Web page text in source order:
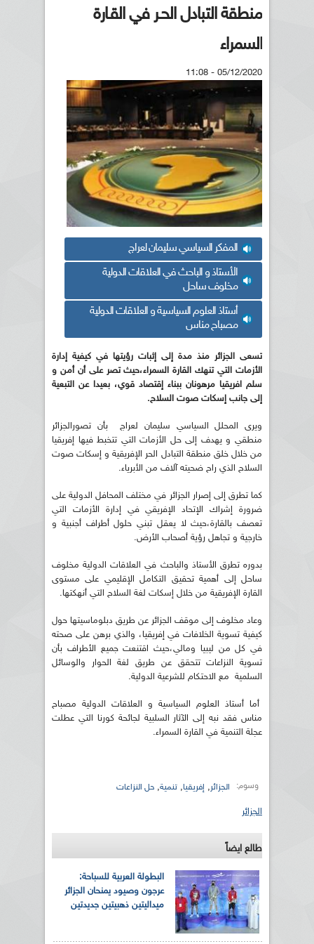
منطقة التبادل الحـر في القـارة
السمراء
05/12/2020 - 11:08
المفكر السياسي سليمان لعراج
الأستاذ و الباحث في العلاقات الدولية
مخلوف ساحل
أستاذ العلوم السياسية و العلاقات الدولية
مصباح مناس
تسعى الجزائر منذ مدة إلى إثبات رؤيتها في كيفية إدارة
الأزمات التي تنهك القارة السمراء،حيث تصر على أن أمن و
سلم افريقيا مرهونان ببناء إقتصاد قوي، بعيدا عن التبعية
إلى جانب إسكات صوت السلاح.
ويرى المحلل السياسي سليمان لعراج بأن تصورالجزائر
منطقي و يهدف إلى حل الأزمات التي تتخبط فيها إفريقيا
من خلال خلق منطقة التبادل الحر الإفريقية و إسكات صوت
السلاح الذي راح ضحيته آلاف من الأبرياء.
كما تطرق إلى إصرار الجزائر في مختلف المحافل الدولية على
ضرورة إشراك الإتحاد الإفريقي في إدارة الأزمات التي
تعصف بالقارة،حيث لا يعقل تبني حلول أطراف أجنبية و
خارجية و تجاهل رؤية أصحاب الأرض.
بدوره تطرق الأستاذ والباحث في العلاقات الدولية مخلوف
ساحل إلى أهمية تحقيق التكامل الإقليمي على مستوى
القارة الإفريقية من خلال إسكات لغة السلاح التي أنهكتها.
وعاد مخلوف إلى موقف الجزائر عن طريق دبلوماسيتها حول
كيفية تسوية الخلافات في إفريقيا، والذي برهن على صحته
في كل من ليبيا ومالي،حيث اقتنعت جميع الأطراف بأن
تسوية النزاعات تتحقق عن طريق لغة الحوار والوسائل
السلمية مع الاحتكام للشرعية الدولية.
أما أستاذ العلوم السياسية و العلاقات الدولية مصباح
مناس فقد نبه إلى الآثار السلبية لجائحة كورنا التي عطلت
عجلة التنمية في القارة السمراء.
وسوم: الجزائر, إفريقيا, تنمية, حل النزاعات
الجزائر
طالع ايضاً
البطولة العربية للسباحة:
عرجون وصيود يمنحان الجزائر
ميداليتين ذهبيتين جديدتين